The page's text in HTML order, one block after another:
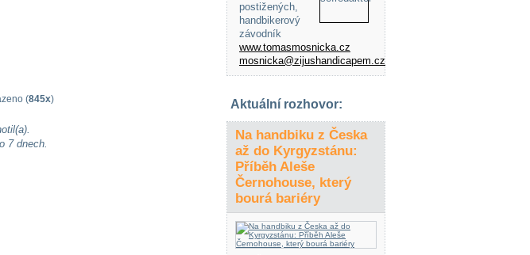
(845x)
7 dnech.
postižených,
handbikerový
závodník
www.tomasmosnicka.cz
mosnicka@zijushandicapem.cz
Aktuální rozhovor:
Na handbiku z Česka
až do Kyrgyzstánu:
Příběh Aleše
Černohouse, který
bourá bariéry